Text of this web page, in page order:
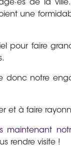
de la
une
pour faire
donc notre
et à faire
maintenant
rendre visite !